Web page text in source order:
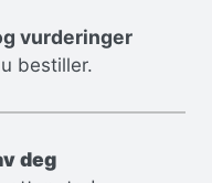
vurderinger
bestiller.
deg